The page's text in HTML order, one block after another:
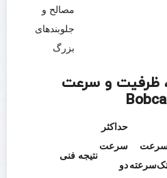
مصالح و
جلوبندهای
بزرگ
ظرفیت و سرعت
حداکثر
سرعت
دو
نتیجه فنی